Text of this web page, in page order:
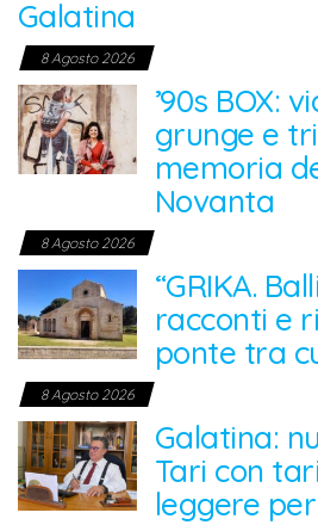
Galatina
8 Agosto 2026
’90s BOX:
grunge e
memoria
Novanta
8 Agosto 2026
“GRIKA.
racconti e
ponte tra
8 Agosto 2026
Galatina:
Tari con
leggere